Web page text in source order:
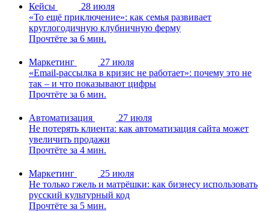
Кейсы
28 июля
«То ещё приключение»: как семья развивает
круглогодичную клубничную ферму
Прочтёте за 6 мин.
Маркетинг
27 июля
«Email-рассылка в кризис не работает»: почему это не
так – и что показывают цифры
Прочтёте за 6 мин.
Автоматизация
27 июля
Не потерять клиента: как автоматизация сайта может
увеличить продажи
Прочтёте за 4 мин.
Маркетинг
25 июля
Не только гжель и матрёшки: как бизнесу использовать
русский культурный код
Прочтёте за 5 мин.